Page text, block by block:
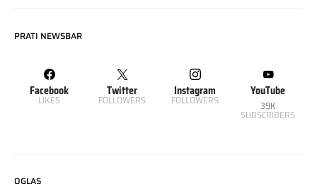
PRATI NEWSBAR
Facebook
LIKES
Twitter
FOLLOWERS
Instagram
FOLLOWERS
YouTube
39K
SUBSCRIBERS
OGLAS